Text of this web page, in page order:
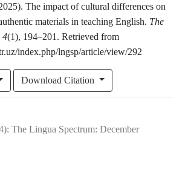
The impact of cultural differences on
materials in teaching English. The
4(1), 194–201. Retrieved from
index.php/lngsp/article/view/292
Download Citation
: The Lingua Spectrum: December